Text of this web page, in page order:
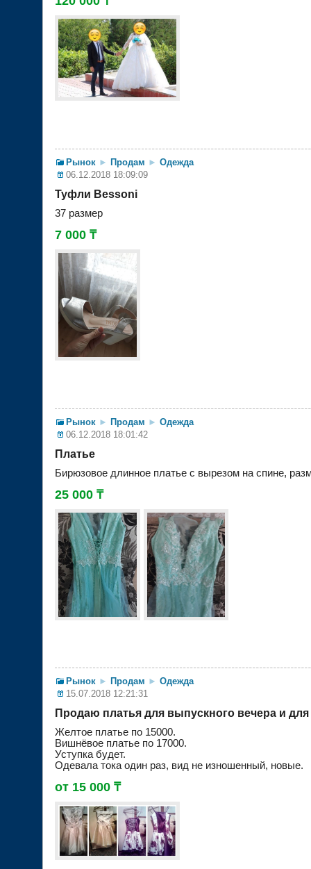
Рынок ► Продам ► Одежда
06.12.2018 18:09:09
Туфли Bessoni
37 размер
7 000 ₸
Рынок ► Продам ► Одежда
06.12.2018 18:01:42
Платье
Бирюзовое длинное платье с вырезом на спине,
25 000 ₸
Рынок ► Продам ► Одежда
15.07.2018 12:21:31
Продаю платья для выпускного вечера и
Желтое платье по 15000.
Вишнёвое платье по 17000.
Уступка будет.
Одевала тока один раз, вид не изношенный, новые.
от 15 000 ₸